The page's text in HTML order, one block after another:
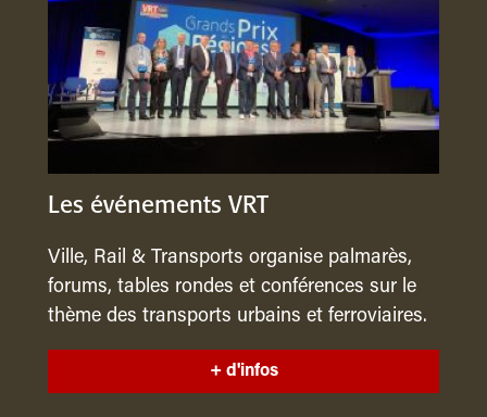
Les événements VRT
Ville, Rail & Transports organise palmarès,
forums, tables rondes et conférences sur le
thème des transports urbains et ferroviaires.
+ d'infos